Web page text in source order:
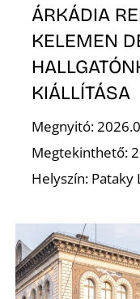
ÁRKÁDIA
KELEMEN
KIÁLLÍTÁSA
Megnyitó:
Megtekinthető:
Helyszín: Pataky